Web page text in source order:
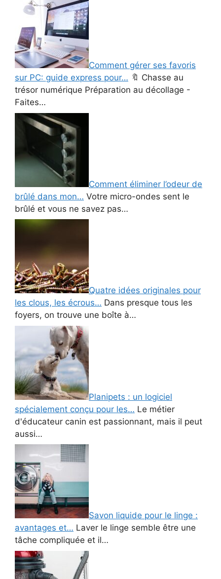
Comment gérer ses favoris
sur PC: guide express pour… 🔖 Chasse au
trésor numérique Préparation au décollage -
Faites…
Comment éliminer l’odeur de
brûlé dans mon… Votre micro-ondes sent le
brûlé et vous ne savez pas…
Quatre idées originales pour
les clous, les écrous… Dans presque tous les
foyers, on trouve une boîte à…
Planipets : un logiciel
spécialement conçu pour les… Le métier
d'éducateur canin est passionnant, mais il peut
aussi…
Savon liquide pour le linge :
avantages et… Laver le linge semble être une
tâche compliquée et il…